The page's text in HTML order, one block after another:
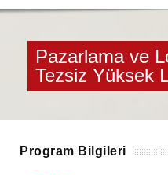
Pazarlama ve
Tezsiz Yüksek
Program Bilgileri